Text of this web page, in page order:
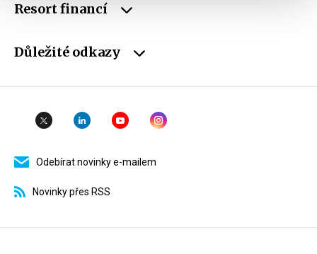
Resort financí
Důležité odkazy
Odebírat novinky e-mailem
Novinky přes RSS